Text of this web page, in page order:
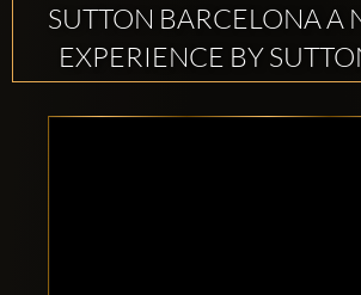
SUTTON BARCELONA A
EXPERIENCE BY